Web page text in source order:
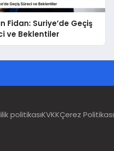
Fidan: Suriye’de Geçiş
ve Beklentiler
politikasıKVKKÇerez Politikası